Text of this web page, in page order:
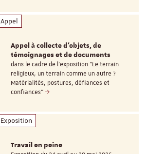
Appel
Appel à collecte d'objets, de
témoignages et de documents
dans le cadre de l'exposition "Le terrain
religieux, un terrain comme un autre ?
Matérialités, postures, défiances et
confiances"
Exposition
Travail en peine